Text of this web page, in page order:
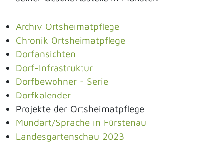
Archiv Ortsheimatpflege
Chronik Ortsheimatpflege
Dorfansichten
Dorf-Infrastruktur
Dorfbewohner - Serie
Dorfkalender
Projekte der Ortsheimatpflege
Mundart/Sprache in Fürstenau
Landesgartenschau 2023